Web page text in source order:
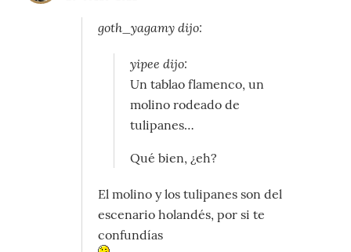
goth_yagamy dijo:
yipee dijo:
Un tablao flamenco, un
molino rodeado de
tulipanes…
Qué bien, ¿eh?
El molino y los tulipanes son del
escenario holandés, por si te
confundías